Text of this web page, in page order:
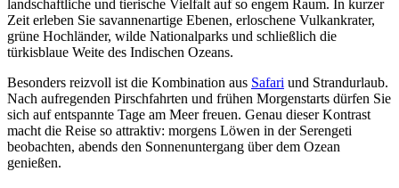
landschaftliche und tierische Vielfalt auf so engem Raum. In kurzer
Zeit erleben Sie savannenartige Ebenen, erloschene Vulkankrater,
grüne Hochländer, wilde Nationalparks und schließlich die
türkisblaue Weite des Indischen Ozeans.
Besonders reizvoll ist die Kombination aus Safari und Strandurlaub.
Nach aufregenden Pirschfahrten und frühen Morgenstarts dürfen Sie
sich auf entspannte Tage am Meer freuen. Genau dieser Kontrast
macht die Reise so attraktiv: morgens Löwen in der Serengeti
beobachten, abends den Sonnenuntergang über dem Ozean
genießen.